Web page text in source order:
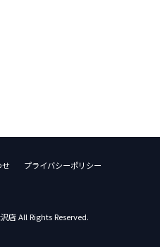
せ プライバシーポリシー
店 All Rights Reserved.